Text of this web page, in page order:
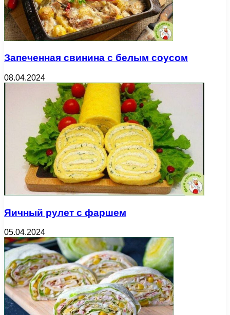
Запеченная свинина с белым соусом
08.04.2024
Яичный рулет с фаршем
05.04.2024